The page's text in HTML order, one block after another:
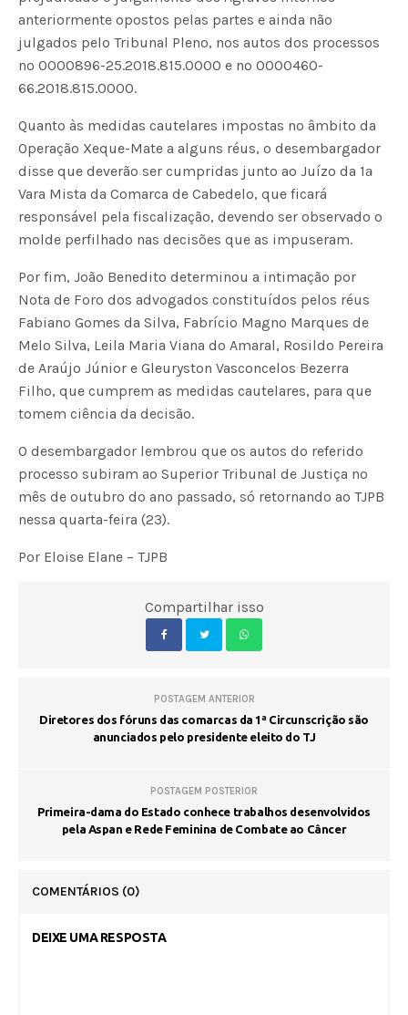
anteriormente opostos pelas partes e ainda não
julgados pelo Tribunal Pleno, nos autos dos processos
nº 0000896-25.2018.815.0000 e nº 0000460-
66.2018.815.0000.
Quanto às medidas cautelares impostas no âmbito da
Operação Xeque-Mate a alguns réus, o desembargador
disse que deverão ser cumpridas junto ao Juízo da 1ª
Vara Mista da Comarca de Cabedelo, que ficará
responsável pela fiscalização, devendo ser observado o
molde perfilhado nas decisões que as impuseram.
Por fim, João Benedito determinou a intimação por
Nota de Foro dos advogados constituídos pelos réus
Fabiano Gomes da Silva, Fabrício Magno Marques de
Melo Silva, Leila Maria Viana do Amaral, Rosildo Pereira
de Araújo Júnior e Gleuryston Vasconcelos Bezerra
Filho, que cumprem as medidas cautelares, para que
tomem ciência da decisão.
O desembargador lembrou que os autos do referido
processo subiram ao Superior Tribunal de Justiça no
mês de outubro do ano passado, só retornando ao TJPB
nessa quarta-feira (23).
Por Eloise Elane – TJPB
Compartilhar isso
POSTAGEM ANTERIOR
Diretores dos fóruns das comarcas da 1ª Circunscrição são
anunciados pelo presidente eleito do TJ
POSTAGEM POSTERIOR
Primeira-dama do Estado conhece trabalhos desenvolvidos
pela Aspan e Rede Feminina de Combate ao Câncer
COMENTÁRIOS (0)
DEIXE UMA RESPOSTA